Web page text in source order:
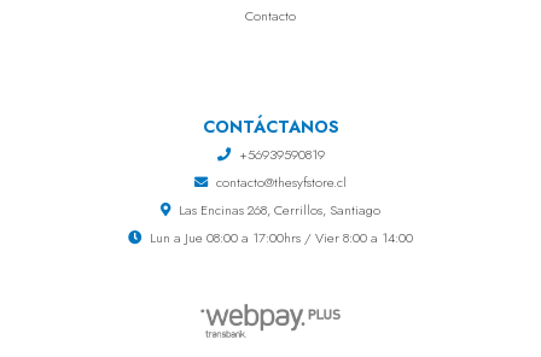
Contacto
CONTÁCTANOS
+56939590819
contacto@thesyfstore.cl
Las Encinas 268, Cerrillos, Santiago
Lun a Jue 08:00 a 17:00hrs / Vier 8:00 a 14:00